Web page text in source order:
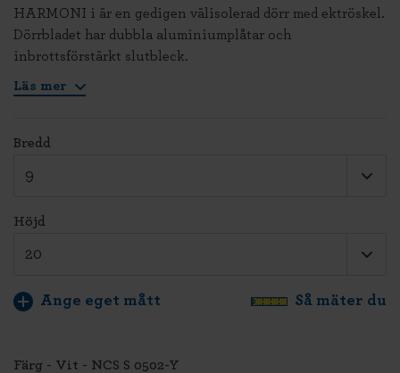
HARMONI i är en gedigen välisolerad dörr med ektröskel.
Dörrbladet har dubbla aluminiumplåtar och
inbrottsförstärkt slutbleck.
Läs mer
Bredd
Höjd
Ange eget mått Så mäter du
Färg - Vit - NCS S 0502-Y